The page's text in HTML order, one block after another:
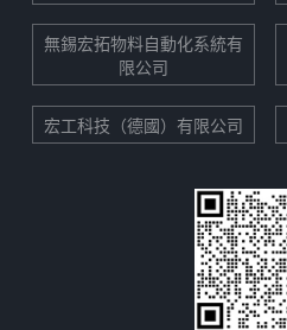
無錫宏拓物料自動化系統有
限公司
宏工科技（德國）有限公司